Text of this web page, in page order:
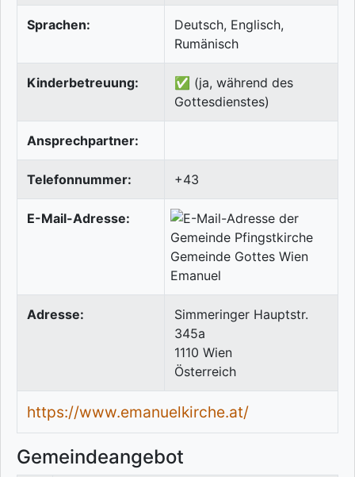
Sprachen:
Deutsch, Englisch,
Rumänisch
Kinderbetreuung:
✅ (ja, während des
Gottesdienstes)
Ansprechpartner:
Telefonnummer: +43
E-Mail-Adresse:
Adresse:
Simmeringer Hauptstr.
345a
1110 Wien
Österreich
https://www.emanuelkirche.at/
Gemeindeangebot